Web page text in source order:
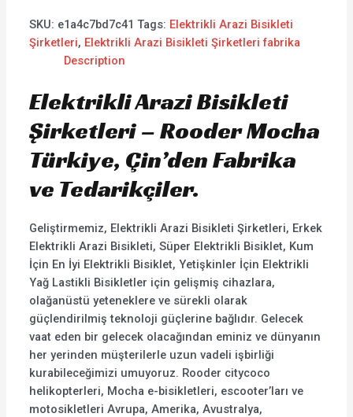
SKU: e1a4c7bd7c41 Tags: Elektrikli Arazi Bisikleti
Şirketleri, Elektrikli Arazi Bisikleti Şirketleri fabrika
Description
Elektrikli Arazi Bisikleti
Şirketleri – Rooder Mocha
Türkiye, Çin’den Fabrika
ve Tedarikçiler.
Geliştirmemiz, Elektrikli Arazi Bisikleti Şirketleri, Erkek
Elektrikli Arazi Bisikleti, Süper Elektrikli Bisiklet, Kum
İçin En İyi Elektrikli Bisiklet, Yetişkinler İçin Elektrikli
Yağ Lastikli Bisikletler için gelişmiş cihazlara,
olağanüstü yeteneklere ve sürekli olarak
güçlendirilmiş teknoloji güçlerine bağlıdır. Gelecek
vaat eden bir gelecek olacağından eminiz ve dünyanın
her yerinden müşterilerle uzun vadeli işbirliği
kurabileceğimizi umuyoruz. Rooder citycoco
helikopterleri, Mocha e-bisikletleri, escooter’ları ve
motosikletleri Avrupa, Amerika, Avustralya,